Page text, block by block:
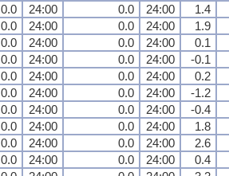
0.0 24:00 0.0 24:00
1.4
0.0 24:00 0.0 24:00
1.9
0.0 24:00 0.0 24:00
0.1
0.0 24:00 0.0 24:00
-0.1
0.0 24:00 0.0 24:00
0.2
0.0 24:00 0.0 24:00
-1.2
0.0 24:00 0.0 24:00
-0.4
0.0 24:00 0.0 24:00
1.8
0.0 24:00 0.0 24:00
2.6
0.0 24:00 0.0 24:00
0.4